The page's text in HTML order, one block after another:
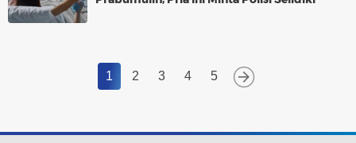
1 2 3 4 5